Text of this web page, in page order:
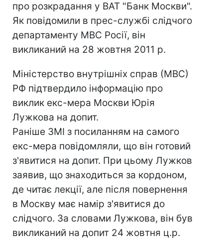
про розкрадання у ВАТ "Банк Москви".
Як повідомили в прес-службі слідчого
департаменту МВС Росії, він
викликаний на 28 жовтня 2011 р.
Міністерство внутрішніх справ (МВС)
РФ підтвердило інформацію про
виклик екс-мера Москви Юрія
Лужкова на допит.
Раніше ЗМІ з посиланням на самого
екс-мера повідомляли, що він готовий
з'явитися на допит. При цьому Лужков
заявив, що знаходиться за кордоном,
де читає лекції, але після повернення
в Москву має намір з'явитися до
слідчого. За словами Лужкова, він був
викликаний на допит 24 жовтня ц.р.